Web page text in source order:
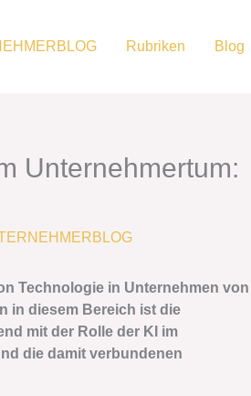
Rubriken Blog
Unternehmertum:
Technologie in Unternehmen von
in diesem Bereich ist die
mit der Rolle der KI im
die damit verbundenen